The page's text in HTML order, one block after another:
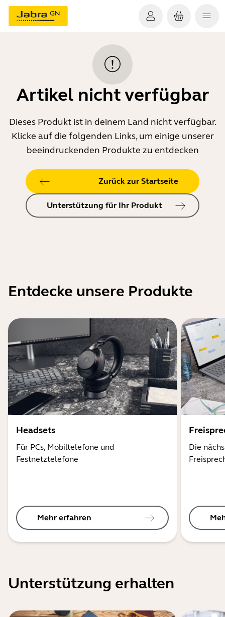
Artikel nicht verfügbar
Dieses Produkt ist in deinem Land nicht verfügbar.
Klicke auf die folgenden Links, um einige unserer
beeindruckenden Produkte zu entdecken
Zurück zur Startseite
Unterstützung für Ihr Produkt
Entdecke unsere Produkte
Headsets
Für PCs, Mobiltelefone und
Festnetztelefone
Mehr erfahren
Die
Unterstützung erhalten